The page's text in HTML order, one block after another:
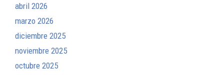
abril 2026
marzo 2026
diciembre 2025
noviembre 2025
octubre 2025